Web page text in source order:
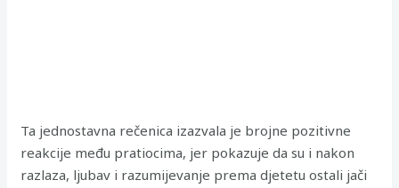
Ta jednostavna rečenica izazvala je brojne pozitivne
reakcije među pratiocima, jer pokazuje da su i nakon
razlaza, ljubav i razumijevanje prema djetetu ostali jači